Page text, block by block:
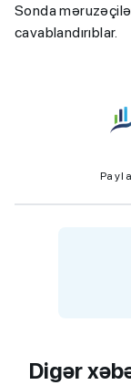
Sonda
cavablandırıblar.
Digər